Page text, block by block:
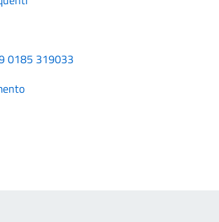
0185 319033